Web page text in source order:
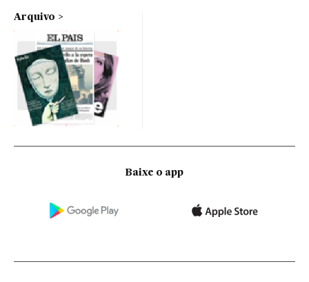
Arquivo
Baixe o app